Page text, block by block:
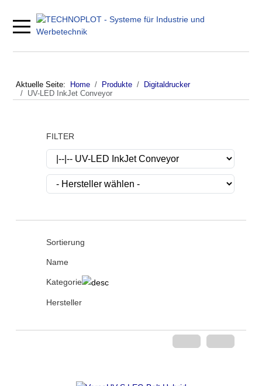
Mobile Menu Toggle
Aktuelle Seite: Home Produkte
Digitaldrucker
UV-LED InkJet Conveyor
FILTER
Sortierung
Name
Kategorie
Hersteller